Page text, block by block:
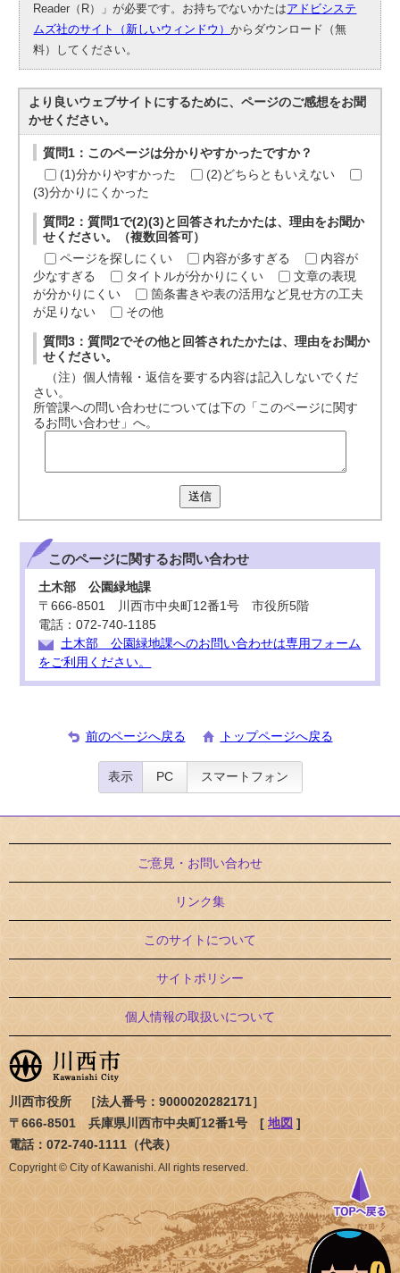
Reader（R）」が必要です。お持ちでないかたはアドビシステ
ムズ社のサイト（新しいウィンドウ）からダウンロード（無
料）してください。
より良いウェブサイトにするために、ページのご感想をお聞
かせください。
質問1：このページは分かりやすかったですか？
(1)分かりやすかった
(2)どちらともいえない
(3)分かりにくかった
質問2：質問1で(2)(3)と回答されたかたは、理由をお聞か
せください。（複数回答可）
ページを探しにくい
内容が多すぎる
内容が
少なすぎる
タイトルが分かりにくい
文章の表現
が分かりにくい
箇条書きや表の活用など見せ方の工夫
が足りない
その他
質問3：質問2でその他と回答されたかたは、理由をお聞か
せください。
（注）個人情報・返信を要する内容は記入しないでくだ
さい。
所管課への問い合わせについては下の「このページに関す
るお問い合わせ」へ。
送信
このページに関するお問い合わせ
土木部 公園緑地課
〒666-8501 川西市中央町12番1号 市役所5階
電話：072-740-1185
土木部 公園緑地課へのお問い合わせは専用フォーム
をご利用ください。
前のページへ戻る トップページへ戻る
表示 PC スマートフォン
ご意見・お問い合わせ
リンク集
このサイトについて
サイトポリシー
個人情報の取扱いについて
川西市役所 ［法人番号：9000020282171］
〒666-8501 兵庫県川西市中央町12番1号 [ 地図 ]
電話：072-740-1111（代表）
Copyright © City of Kawanishi. All rights reserved.